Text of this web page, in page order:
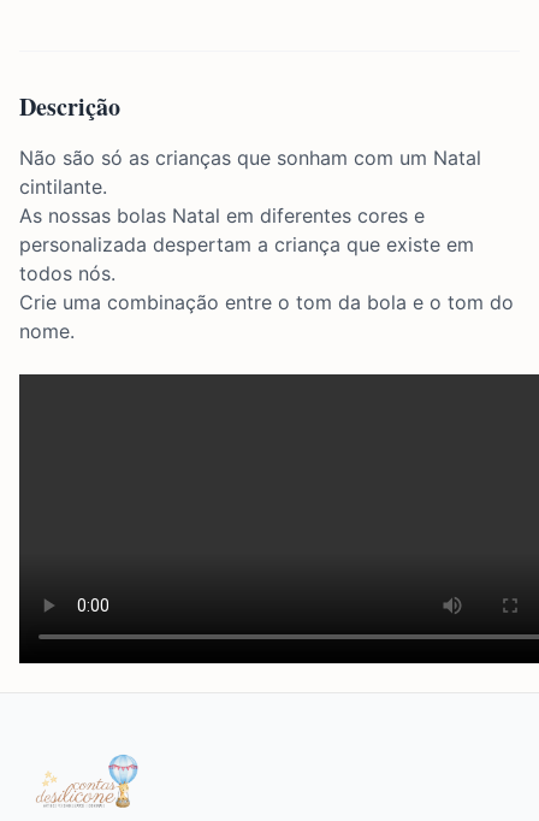
Descrição
Não são só as crianças que sonham com um Natal
cintilante.
As nossas bolas Natal em diferentes cores e
personalizada despertam a criança que existe em
todos nós.
Crie uma combinação entre o tom da bola e o tom do
nome.